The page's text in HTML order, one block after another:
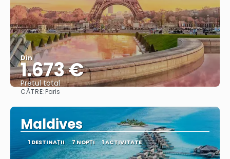
Din
1.673 €
Pretul total
CĂTRE:Paris
Maldives
1 DESTINAŢII 7 NOPȚI 1 ACTIVITATE